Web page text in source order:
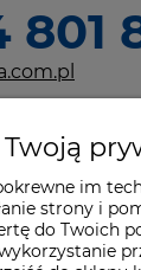
801
im
strony i
do Twoich